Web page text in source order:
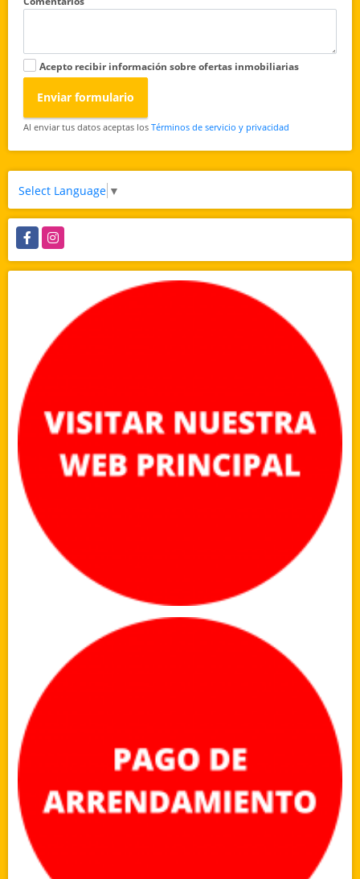
Acepto recibir información sobre ofertas inmobiliarias
Enviar formulario
Al enviar tus datos aceptas los Términos de servicio y privacidad
Select Language ▼
FacebookInstagram